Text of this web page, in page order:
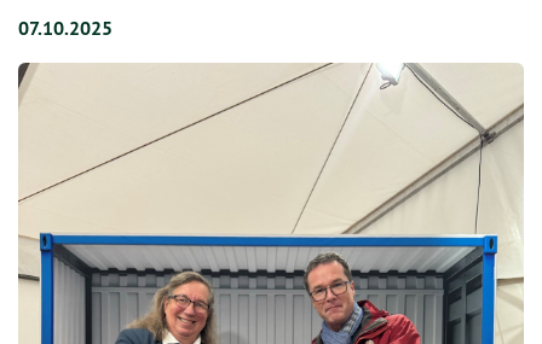
07.10.2025